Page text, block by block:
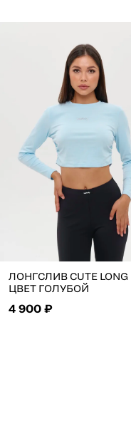
ЛОНГСЛИВ CUTE LONG
ЦВЕТ ГОЛУБОЙ
4 900 ₽